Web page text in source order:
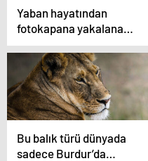
Yaban hayatından
fotokapana yakalanan
anlar hayrete düşürdü
Bu balık türü dünyada
sadece Burdur’da